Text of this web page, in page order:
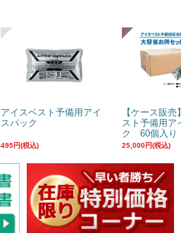
アイスベスト予備用アイ
スパック
495円(税込)
【ケース販
スト予備用ア
ク 60個入り
25,000円(税込)